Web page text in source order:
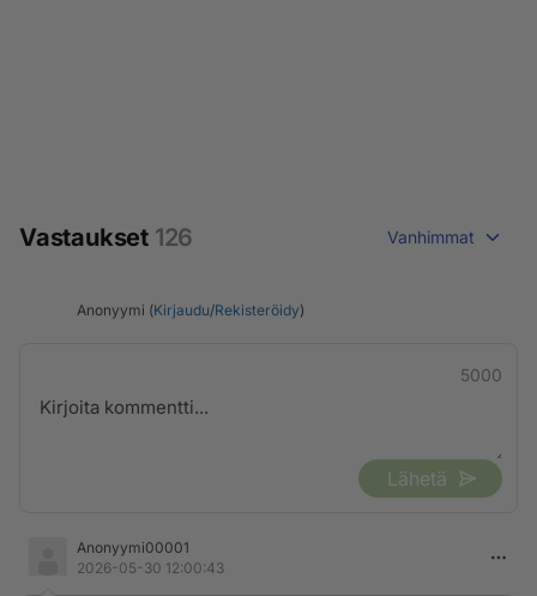
Vastaukset 126 Vanhimmat
Anonyymi (Kirjaudu/Rekisteröidy)
5000
Lähetä
Anonyymi00001
2026-05-30 12:00:43